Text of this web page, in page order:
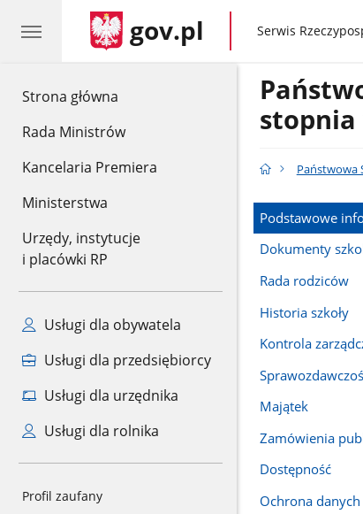
Strona główna
Rada Ministrów
Kancelaria Premiera
Ministerstwa
Urzędy, instytucje
i placówki RP
Usługi dla obywatela
Usługi dla przedsiębiorcy
Usługi dla urzędnika
Usługi dla rolnika
Profil zaufany
gov.pl gov.pl
Serwis
stopnia
Państwowa
Podstawowe
Dokumenty
Rada rodziców
Historia szkoły
Kontrola
Majątek
Zamówienia
Dostępność
Ochrona